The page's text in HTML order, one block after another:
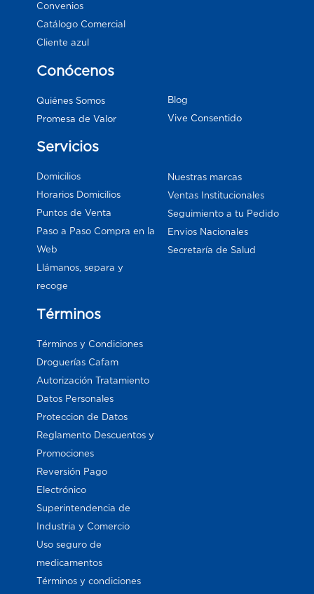
Convenios
Catálogo Comercial
Cliente azul
Conócenos
Quiénes Somos
Promesa de Valor
Blog
Vive Consentido
Servicios
Domicilios
Horarios Domicilios
Puntos de Venta
Paso a Paso Compra en la
Web
Llámanos, separa y
recoge
Nuestras marcas
Ventas Institucionales
Seguimiento a tu Pedido
Envios Nacionales
Secretaría de Salud
Términos
Términos y Condiciones
Droguerías Cafam
Autorización Tratamiento
Datos Personales
Proteccion de Datos
Reglamento Descuentos y
Promociones
Reversión Pago
Electrónico
Superintendencia de
Industria y Comercio
Uso seguro de
medicamentos
Términos y condiciones